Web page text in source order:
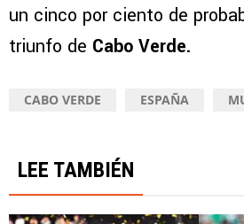
un cinco por ciento de
triunfo de Cabo Verde.
CABO VERDE ESPAÑA
LEE TAMBIÉN